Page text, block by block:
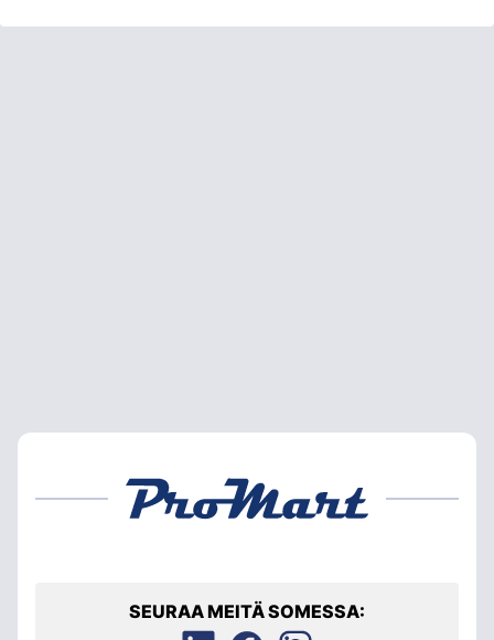
SEURAA MEITÄ SOMESSA: